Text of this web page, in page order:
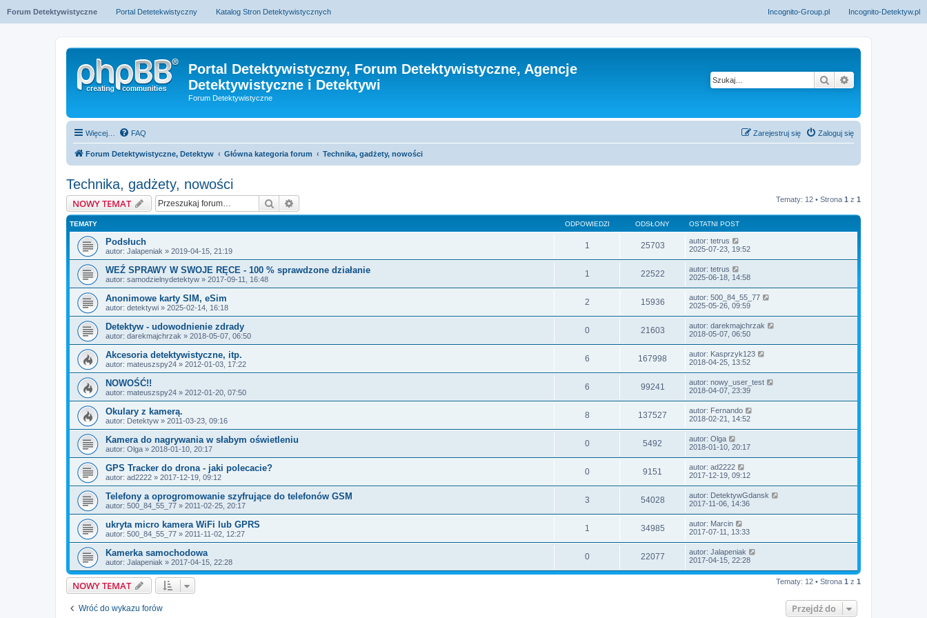
Forum Detektywistyczne Portal Detetekwistyczny Katalog Stron Detektywistycznych Incognito-Detektyw.pl
Incognito-Group.pl
Portal Detektywistyczny, Forum Detektywistyczne, Agencje
Detektywistyczne i Detektywi
Forum Detektywistyczne
Szukaj
Więcej… FAQ Zaloguj się
Zarejestruj się
Forum Detektywistyczne, Detektyw Główna kategoria forum Technika, gadżety, nowości
Technika, gadżety, nowości
NOWY TEMAT Szukaj Tematy: 12 • Strona 1 z 1
TEMATY ODPOWIEDZI ODSŁONY OSTATNI POST
Podsłuch
autor: Jalapeniak » 2019-04-15, 21:19
1 25703 autor: tetrus
2025-07-23, 19:52
WEŹ SPRAWY W SWOJE RĘCE - 100 % sprawdzone działanie
autor: samodzielnydetektyw » 2017-09-11, 16:48
1 22522 autor: tetrus
2025-06-18, 14:58
Anonimowe karty SIM, eSim
autor: detektywi » 2025-02-14, 16:18
2 15936 autor: 500_84_55_77
2025-05-26, 09:59
Detektyw - udowodnienie zdrady
autor: darekmajchrzak » 2018-05-07, 06:50
0 21603 autor: darekmajchrzak
2018-05-07, 06:50
Akcesoria detektywistyczne, itp.
autor: mateuszspy24 » 2012-01-03, 17:22
6 167998 autor: Kasprzyk123
2018-04-25, 13:52
NOWOŚĆ!!
autor: mateuszspy24 » 2012-01-20, 07:50
6 99241 autor: nowy_user_test
2018-04-07, 23:39
Okulary z kamerą.
autor: Detektyw » 2011-03-23, 09:16
8 137527 autor: Fernando
2018-02-21, 14:52
Kamera do nagrywania w słabym oświetleniu
autor: Olga » 2018-01-10, 20:17
0 5492 autor: Olga
2018-01-10, 20:17
GPS Tracker do drona - jaki polecacie?
autor: ad2222 » 2017-12-19, 09:12
0 9151 autor: ad2222
2017-12-19, 09:12
Telefony a oprogromowanie szyfrujące do telefonów GSM
autor: 500_84_55_77 » 2011-02-25, 20:17
3 54028 autor: DetektywGdansk
2017-11-06, 14:36
ukryta micro kamera WiFi lub GPRS
autor: 500_84_55_77 » 2011-11-02, 12:27
1 34985 autor: Marcin
2017-07-11, 13:33
Kamerka samochodowa
autor: Jalapeniak » 2017-04-15, 22:28
0 22077 autor: Jalapeniak
2017-04-15, 22:28
NOWY TEMAT Tematy: 12 • Strona 1 z 1
Wróć do wykazu forów Przejdź do